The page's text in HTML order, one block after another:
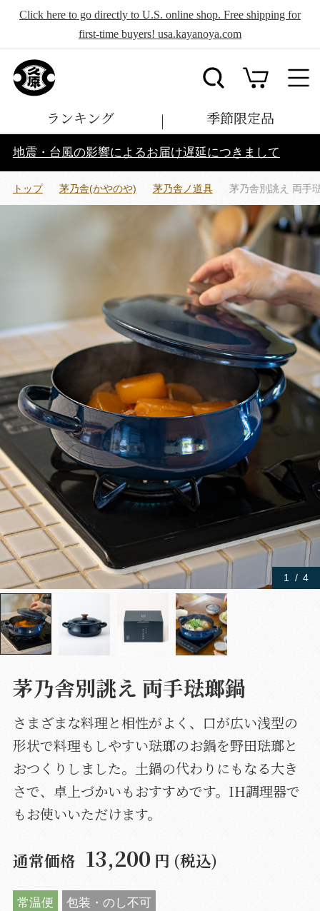
Click here to go directly to U.S. online shop. Free shipping for
first-time buyers! usa.kayanoya.com
ランキング 季節限定品
地震・台風の影響によるお届け遅延につきまして
トップ 茅乃舎(かやのや) 茅乃舎ノ道具 茅乃舎別誂え 両手
1 / 4
茅乃舎別誂え 両手琺瑯鍋
さまざまな料理と相性がよく、口が広い浅型の
形状で料理もしやすい琺瑯のお鍋を野田琺瑯と
おつくりしました。土鍋の代わりにもなる大き
さで、卓上づかいもおすすめです。IH調理器で
もお使いいただけます。
通常価格 13,200 円 (税込)
常温便 包装・のし不可